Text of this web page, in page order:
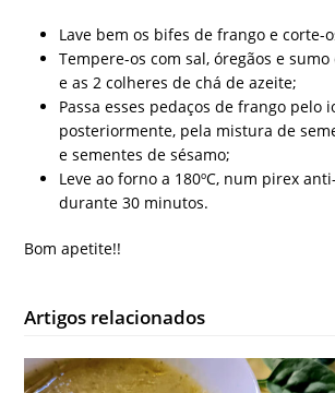
Lave bem os bifes de frango e corte-
Tempere-os com sal, óregãos e
e as 2 colheres de chá de azeite;
Passa esses pedaços de frango pelo
posteriormente, pela mistura de
e sementes de sésamo;
Leve ao forno a 180ºC, num pirex
durante 30 minutos.
Bom apetite!!
Artigos relacionados